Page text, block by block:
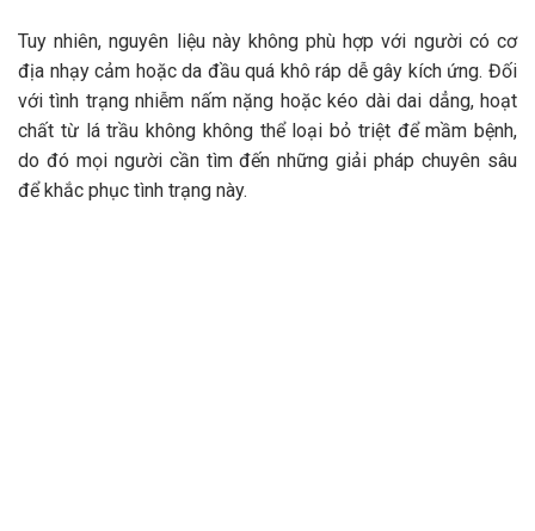
Tuy nhiên, nguyên liệu này không phù hợp với người có cơ
địa nhạy cảm hoặc da đầu quá khô ráp dễ gây kích ứng. Đối
với tình trạng nhiễm nấm nặng hoặc kéo dài dai dẳng, hoạt
chất từ lá trầu không không thể loại bỏ triệt để mầm bệnh,
do đó mọi người cần tìm đến những giải pháp chuyên sâu
để khắc phục tình trạng này.